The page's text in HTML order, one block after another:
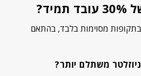
מסוימות בלבד, בהתאם